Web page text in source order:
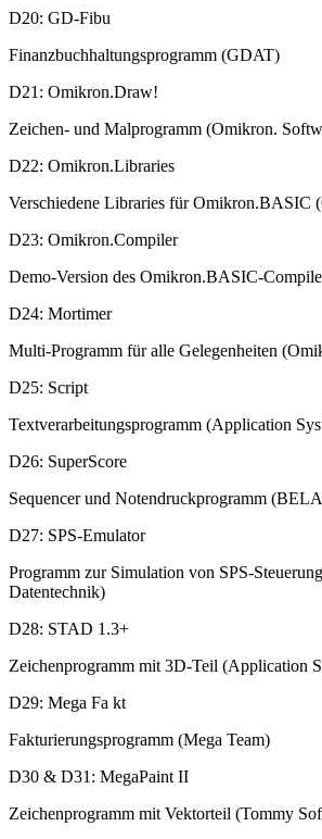
D20: GD-Fibu
Finanzbuchhaltungsprogramm (GDAT)
D21: Omikron.Draw!
Zeichen- und Malprogramm (Omikron.
D22: Omikron.Libraries
Verschiedene Libraries für Omikron.BASIC
D23: Omikron.Compiler
Demo-Version des Omikron.BASIC-
D24: Mortimer
Multi-Programm für alle Gelegenheiten
D25: Script
Textverarbeitungsprogramm (Application
D26: SuperScore
Sequencer und Notendruckprogramm
D27: SPS-Emulator
Programm zur Simulation von SPS-
Datentechnik)
D28: STAD 1.3+
Zeichenprogramm mit 3D-Teil (Application
D29: Mega Fa kt
Fakturierungsprogramm (Mega Team)
D30 & D31: MegaPaint II
Zeichenprogramm mit Vektorteil (Tommy